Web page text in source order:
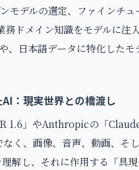
モデルの選定、ファインチ
ドメイン知識をモデルに注
、日本語データに特化した
：現実世界との橋渡し
」やAnthropicの「
く、画像、音声、動画、そ
解し、それに作用する「具